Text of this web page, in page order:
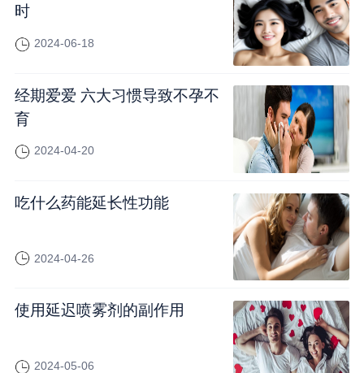
时
2024-06-18
经期爱爱 六大习惯导致不孕不
育
2024-04-20
吃什么药能延长性功能
2024-04-26
使用延迟喷雾剂的副作用
2024-05-06